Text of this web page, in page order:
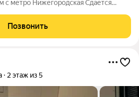
метро Нижегородская Сдается
«Profit» по адресу: Москва,
Позвонить
2 этаж из 5